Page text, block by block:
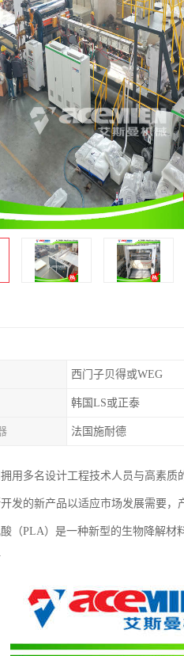
西门子贝得或WEG
韩国LS或正泰
法国施耐德
用多名设计工程技术人员与高素质
发的新产品以适应市场发展需要，
（PLA）是一种新型的生物降解材